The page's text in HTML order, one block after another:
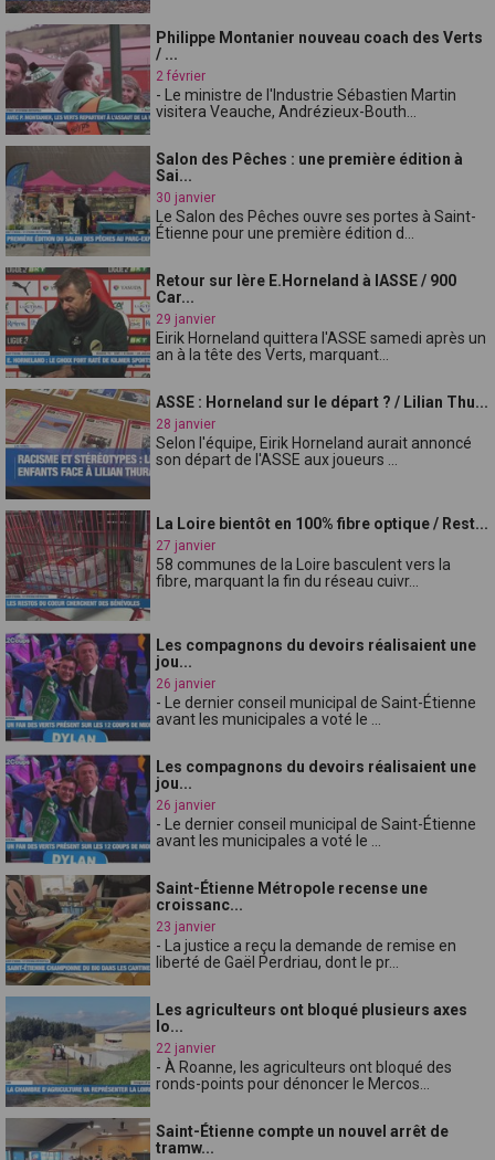
Philippe Montanier nouveau coach des Verts
/ ...
2 février
- Le ministre de l'Industrie Sébastien Martin
visitera Veauche, Andrézieux-Bouth...
Salon des Pêches : une première édition à
Sai...
30 janvier
Le Salon des Pêches ouvre ses portes à Saint-
Étienne pour une première édition d...
Retour sur lère E.Horneland à lASSE / 900
Car...
29 janvier
Eirik Horneland quittera l'ASSE samedi après un
an à la tête des Verts, marquant...
ASSE : Horneland sur le départ ? / Lilian Thu...
28 janvier
Selon l'équipe, Eirik Horneland aurait annoncé
son départ de l'ASSE aux joueurs ...
La Loire bientôt en 100% fibre optique / Rest...
27 janvier
58 communes de la Loire basculent vers la
fibre, marquant la fin du réseau cuivr...
Les compagnons du devoirs réalisaient une
jou...
26 janvier
- Le dernier conseil municipal de Saint-Étienne
avant les municipales a voté le ...
Les compagnons du devoirs réalisaient une
jou...
26 janvier
- Le dernier conseil municipal de Saint-Étienne
avant les municipales a voté le ...
Saint-Étienne Métropole recense une
croissanc...
23 janvier
- La justice a reçu la demande de remise en
liberté de Gaël Perdriau, dont le pr...
Les agriculteurs ont bloqué plusieurs axes
lo...
22 janvier
- À Roanne, les agriculteurs ont bloqué des
ronds-points pour dénoncer le Mercos...
Saint-Étienne compte un nouvel arrêt de
tramw...